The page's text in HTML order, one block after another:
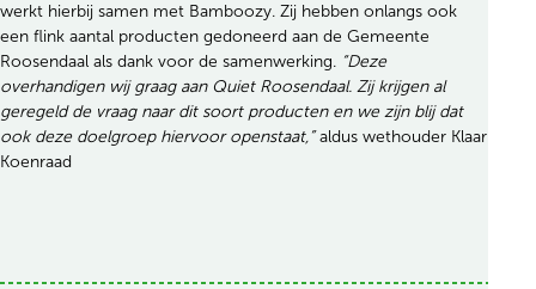
werkt hierbij samen met Bamboozy. Zij hebben onlangs ook
een flink aantal producten gedoneerd aan de Gemeente
Roosendaal als dank voor de samenwerking. “Deze
overhandigen wij graag aan Quiet Roosendaal. Zij krijgen al
geregeld de vraag naar dit soort producten en we zijn blij dat
ook deze doelgroep hiervoor openstaat,”aldus wethouder Klaar
Koenraad